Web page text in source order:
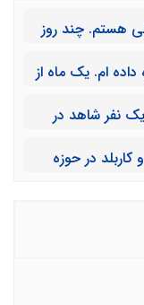
هستم. چند روز
پرداخت ودیعه
ام. یک ماه از
و تماس های من
یک نفر شاهد در
ملک را تخلیه
در حوزه